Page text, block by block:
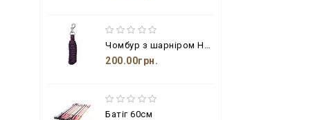
Чомбур з шарніром Harry's Horse
200.00грн.
Батіг 60см